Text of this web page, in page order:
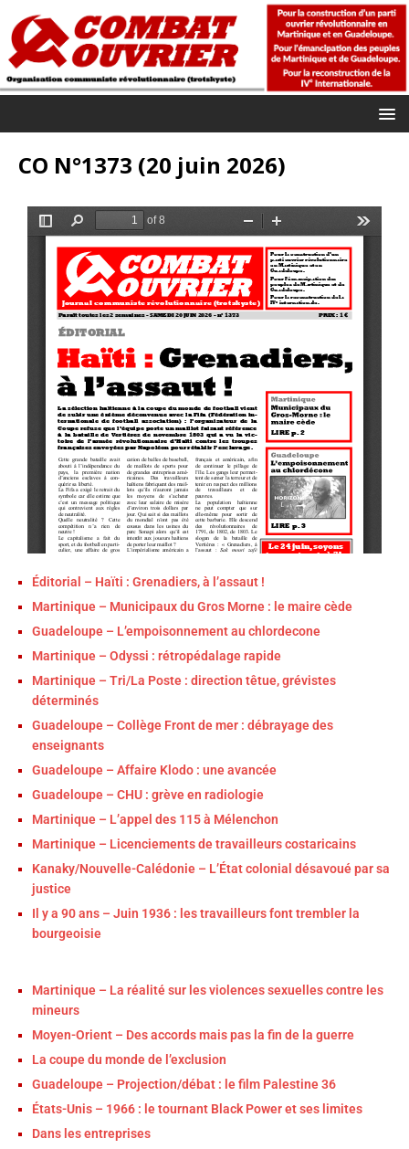
CO N°1373 (20 juin 2026)
Éditorial – Haïti : Grenadiers, à l’assaut !
Martinique – Municipaux du Gros Morne : le maire cède
Guadeloupe – L’empoisonnement au chlordecone
Martinique – Odyssi : rétropédalage rapide
Martinique – Tri/La Poste : direction têtue, grévistes
déterminés
Guadeloupe – Collège Front de mer : débrayage des
enseignants
Guadeloupe – Affaire Klodo : une avancée
Guadeloupe – CHU : grève en radiologie
Martinique – L’appel des 115 à Mélenchon
Martinique – Licenciements de travailleurs costaricains
Kanaky/Nouvelle-Calédonie – L’État colonial désavoué par sa
justice
Il y a 90 ans – Juin 1936 : les travailleurs font trembler la
bourgeoisie
Martinique – La réalité sur les violences sexuelles contre les
mineurs
Moyen-Orient – Des accords mais pas la fin de la guerre
La coupe du monde de l’exclusion
Guadeloupe – Projection/débat : le film Palestine 36
États-Unis – 1966 : le tournant Black Power et ses limites
Dans les entreprises